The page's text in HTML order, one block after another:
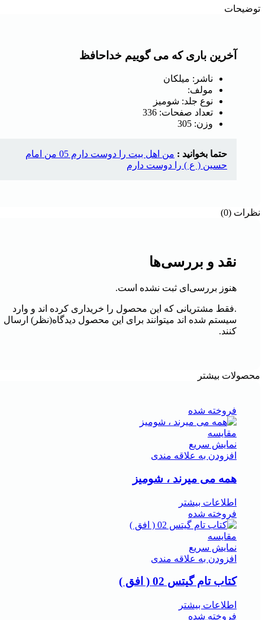
توضیحات
آخرین باری که می گوییم خداحافظ
ناشر: میلکان
مولف:
نوع جلد: شومیز
تعداد صفحات: 336
وزن: 305
حتما بخوانید :
من اهل بیت را دوست دارم 05 من امام
حسین ( ع ) را دوست دارم
نظرات (0)
نقد و بررسی‌ها
هنوز بررسی‌ای ثبت نشده است.
.فقط مشتریانی که این محصول را خریداری کرده اند و وارد
سیستم شده اند میتوانند برای این محصول دیدگاه(نظر) ارسال
کنند.
محصولات بیشتر
فروخته شده
مقايسه
نمایش سریع
افزودن به علاقه مندی
همه می میرند ، شومیز
اطلاعات بیشتر
فروخته شده
مقايسه
نمایش سریع
افزودن به علاقه مندی
کتاب تام گیتس 02 ( افق )
اطلاعات بیشتر
فروخته شده